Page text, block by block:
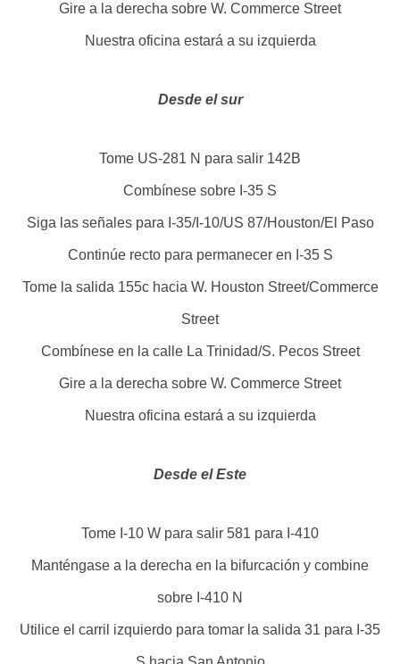
Gire a la derecha sobre W. Commerce Street
Nuestra oficina estará a su izquierda
Desde el sur
Tome US-281 N para salir 142B
Combínese sobre I-35 S
Siga las señales para I-35/I-10/US 87/Houston/El Paso
Continúe recto para permanecer en I-35 S
Tome la salida 155c hacia W. Houston Street/Commerce
Street
Combínese en la calle La Trinidad/S. Pecos Street
Gire a la derecha sobre W. Commerce Street
Nuestra oficina estará a su izquierda
Desde el Este
Tome I-10 W para salir 581 para I-410
Manténgase a la derecha en la bifurcación y combine
sobre I-410 N
Utilice el carril izquierdo para tomar la salida 31 para I-35